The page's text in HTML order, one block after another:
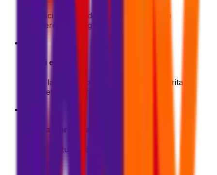
Inserisci i dettagli della tua spedizione. Ti
mostreremo le migliori offerte all'istante
Scegli e paga
Scegli la tua opzione di spedizione preferita e
completa il pagamento in modo sicuro
Imballa e prepara
Prepara il tuo pacco